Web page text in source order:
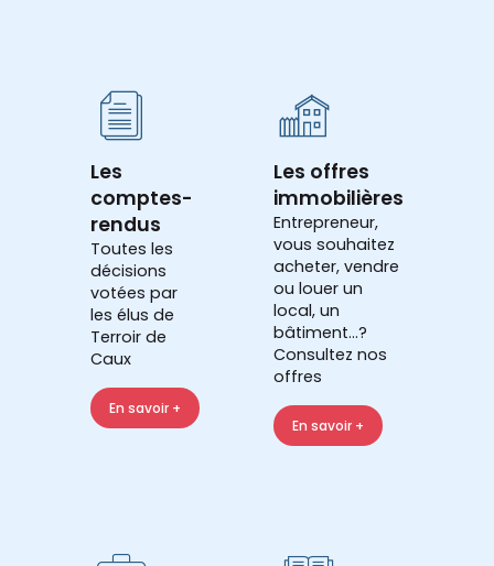
Les
comptes-
rendus
Toutes les
décisions
votées par
les élus de
Terroir de
Caux
En savoir +
Les offres
immobilières
Entrepreneur,
vous souhaitez
acheter, vendre
ou louer un
local, un
bâtiment...?
Consultez nos
offres
En savoir +